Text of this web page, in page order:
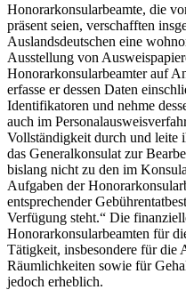
Honorarkonsularbeamte, die
präsent seien, verschafften
Auslandsdeutschen eine
Ausstellung von
Honorarkonsularbeamter auf
erfasse er dessen Daten
Identifikatoren und nehme
auch im
Vollständigkeit durch und leite
das Generalkonsulat zur
bislang nicht zu den im
Aufgaben der
entsprechender
Verfügung steht.“ Die
Honorarkonsularbeamten für
Tätigkeit, insbesondere für die
Räumlichkeiten sowie für
jedoch erheblich.